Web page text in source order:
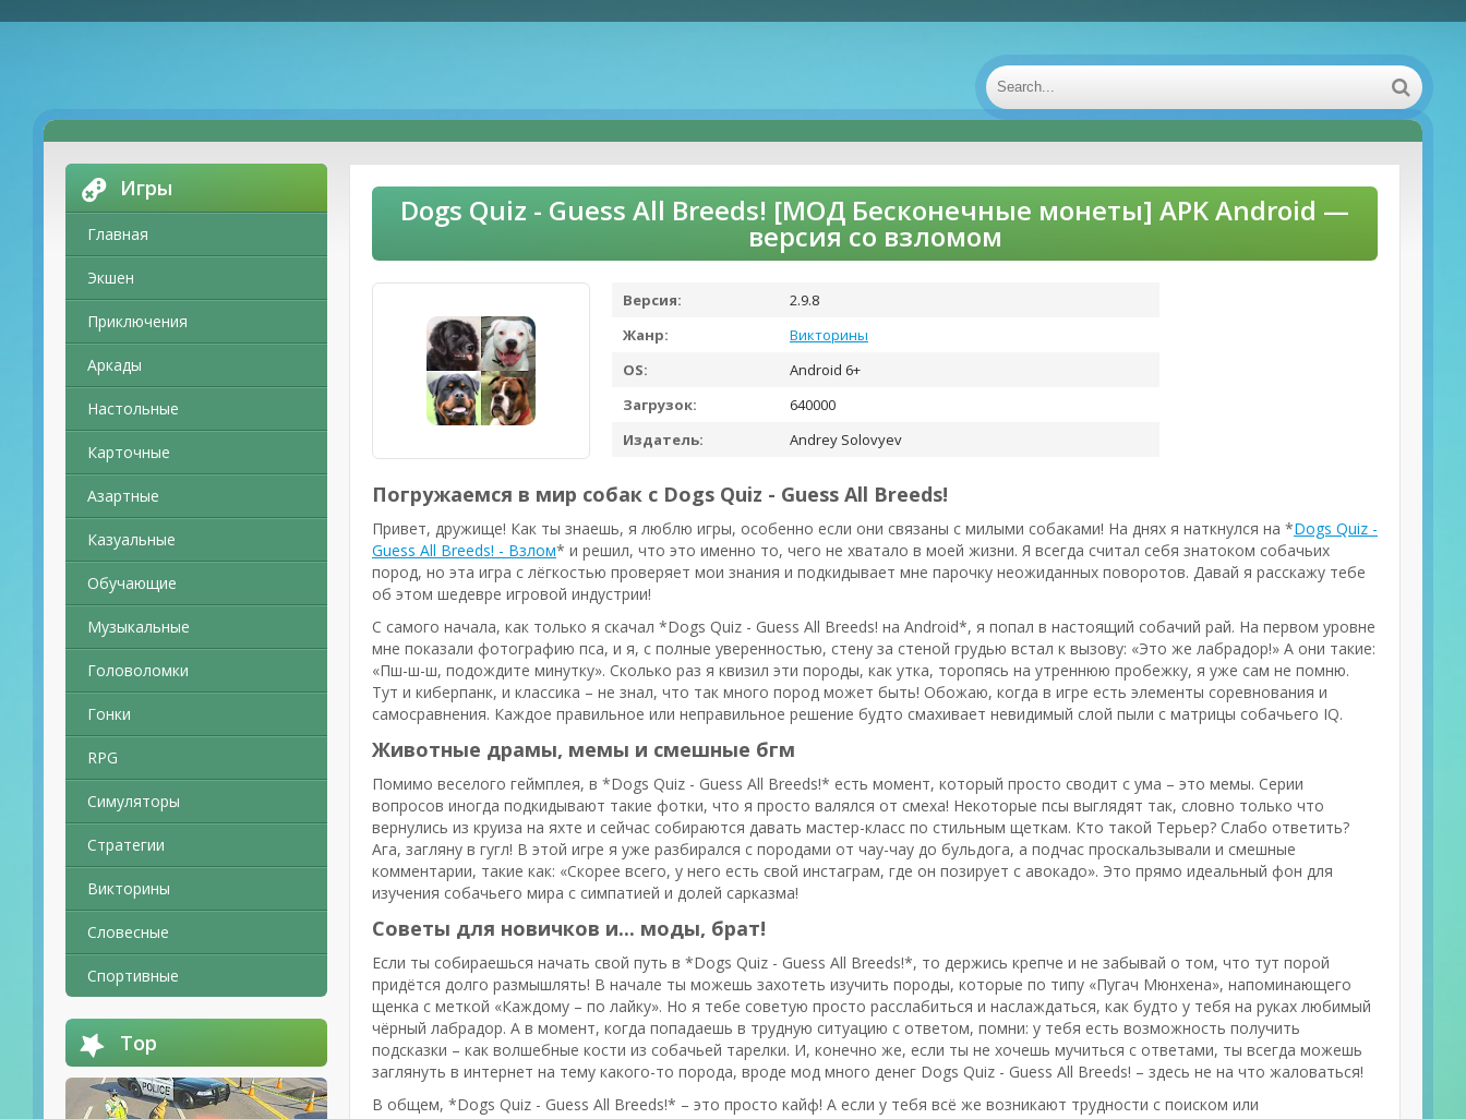
Игры
Главная
Экшен
Приключения
Аркады
Настольные
Карточные
Азартные
Казуальные
Обучающие
Музыкальные
Головоломки
Гонки
RPG
Симуляторы
Стратегии
Викторины
Словесные
Спортивные
Top
Dogs Quiz - Guess All Breeds! [МОД Бесконечные монеты] APK Android —
версия со взломом
Версия:
2.9.8
Жанр:
Викторины
OS:
Android 6+
Загрузок:
640000
Издатель:
Andrey Solovyev
Погружаемся в мир собак с Dogs Quiz - Guess All Breeds!
Привет, дружище! Как ты знаешь, я люблю игры, особенно если они связаны с милыми собаками! На днях я наткнулся на *Dogs Quiz -
Guess All Breeds! - Взлом* и решил, что это именно то, чего не хватало в моей жизни. Я всегда считал себя знатоком собачьих
пород, но эта игра с лёгкостью проверяет мои знания и подкидывает мне парочку неожиданных поворотов. Давай я расскажу тебе
об этом шедевре игровой индустрии!
С самого начала, как только я скачал *Dogs Quiz - Guess All Breeds! на Android*, я попал в настоящий собачий рай. На первом уровне
мне показали фотографию пса, и я, с полные уверенностью, стену за стеной грудью встал к вызову: «Это же лабрадор!» А они такие:
«Пш-ш-ш, подождите минутку». Сколько раз я квизил эти породы, как утка, торопясь на утреннюю пробежку, я уже сам не помню.
Тут и киберпанк, и классика – не знал, что так много пород может быть! Обожаю, когда в игре есть элементы соревнования и
самосравнения. Каждое правильное или неправильное решение будто смахивает невидимый слой пыли с матрицы собачьего IQ.
Животные драмы, мемы и смешные бгм
Помимо веселого геймплея, в *Dogs Quiz - Guess All Breeds!* есть момент, который просто сводит с ума – это мемы. Серии
вопросов иногда подкидывают такие фотки, что я просто валялся от смеха! Некоторые псы выглядят так, словно только что
вернулись из круиза на яхте и сейчас собираются давать мастер-класс по стильным щеткам. Кто такой Терьер? Слабо ответить?
Ага, загляну в гугл! В этой игре я уже разбирался с породами от чау-чау до бульдога, а подчас проскальзывали и смешные
комментарии, такие как: «Скорее всего, у него есть свой инстаграм, где он позирует с авокадо». Это прямо идеальный фон для
изучения собачьего мира с симпатией и долей сарказма!
Советы для новичков и... моды, брат!
Если ты собираешься начать свой путь в *Dogs Quiz - Guess All Breeds!*, то держись крепче и не забывай о том, что тут порой
придётся долго размышлять! В начале ты можешь захотеть изучить породы, которые по типу «Пугач Мюнхена», напоминающего
щенка с меткой «Каждому – по лайку». Но я тебе советую просто расслабиться и наслаждаться, как будто у тебя на руках любимый
чёрный лабрадор. А в момент, когда попадаешь в трудную ситуацию с ответом, помни: у тебя есть возможность получить
подсказки – как волшебные кости из собачьей тарелки. И, конечно же, если ты не хочешь мучиться с ответами, ты всегда можешь
заглянуть в интернет на тему какого-то порода, вроде мод много денег Dogs Quiz - Guess All Breeds! – здесь не на что жаловаться!
В общем, *Dogs Quiz - Guess All Breeds!* – это просто кайф! А если у тебя всё же возникают трудности с поиском или